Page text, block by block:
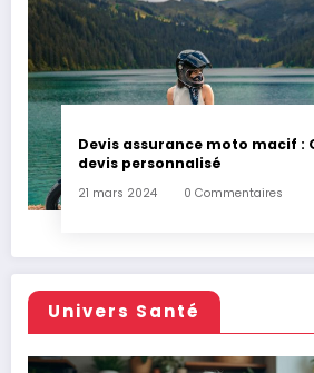
Devis assurance moto macif :
devis personnalisé
21 mars 2024 0 Commentaires
Univers Santé